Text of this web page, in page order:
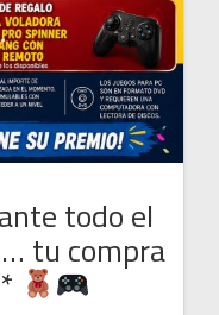
todo el
tu compra